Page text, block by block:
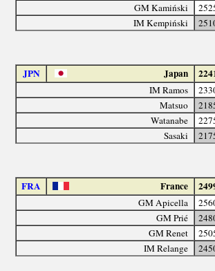
GM Kamiński
IM Kempiński
JPN Japan
IM Ramos
Matsuo
Watanabe
Sasaki
FRA France
GM Apicella
GM Prié
GM Renet
IM Relange